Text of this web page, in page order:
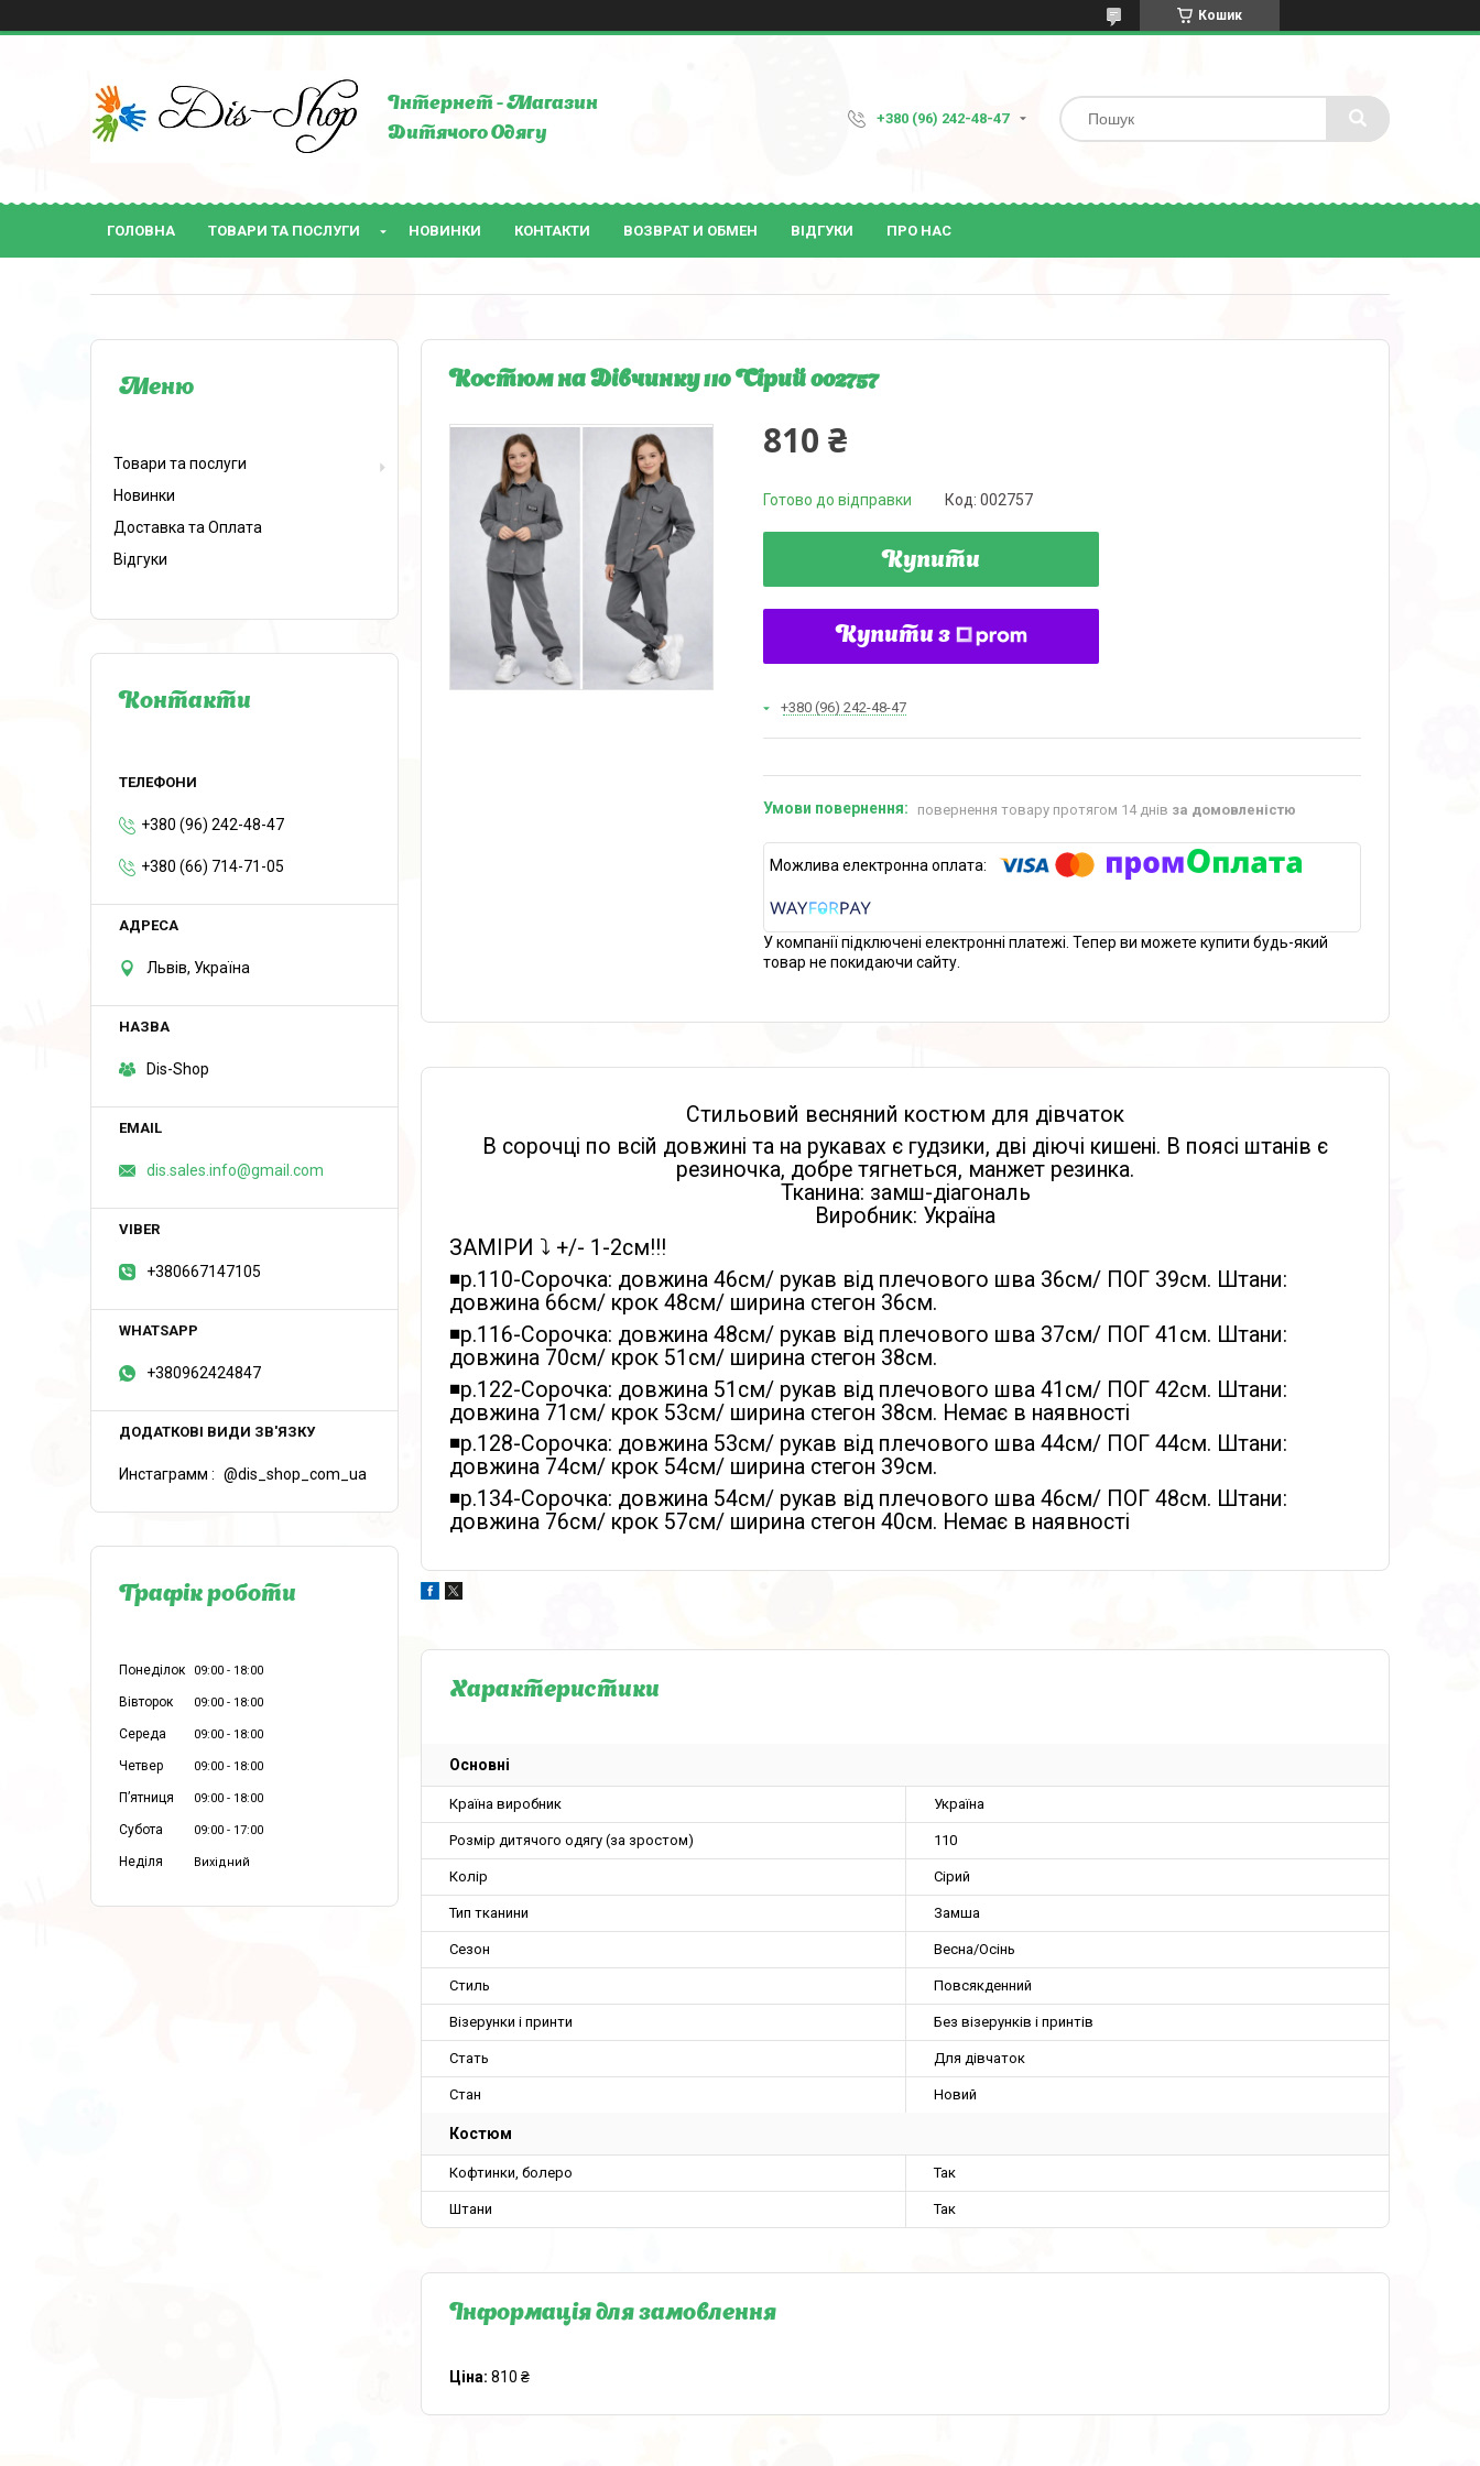
Кошик
Інтернет - Магазин
Дитячого Одягу
+380 (96) 242-48-47
ГОЛОВНА ТОВАРИ ТА ПОСЛУГИ НОВИНКИ КОНТАКТИ ВОЗВРАТ И ОБМЕН ВІДГУКИ ПРО НАС
Костюм на Дівчинку 110 Сірий 002757
810 ₴
Готово до відправки Код: 002757
Купити
Купити з
+380 (96) 242-48-47
повернення товару протягом 14 днів за домовленістю
У компанії підключені електронні платежі. Тепер ви можете купити будь-який
товар не покидаючи сайту.
Стильовий весняний костюм для дівчаток
В сорочці по всій довжині та на рукавах є гудзики, дві діючі кишені. В поясі штанів є
резиночка, добре тягнеться, манжет резинка.
Тканина: замш-діагональ
Виробник: Україна
ЗАМІРИ ⤵️ +/- 1-2см!!!
◾️р.110-Сорочка: довжина 46см/ рукав від плечового шва 36см/ ПОГ 39см. Штани:
довжина 66см/ крок 48см/ ширина стегон 36см.
◾️р.116-Сорочка: довжина 48см/ рукав від плечового шва 37см/ ПОГ 41см. Штани:
довжина 70см/ крок 51см/ ширина стегон 38см.
◾️р.122-Сорочка: довжина 51см/ рукав від плечового шва 41см/ ПОГ 42см. Штани:
довжина 71см/ крок 53см/ ширина стегон 38см. Немає в наявності
◾️р.128-Сорочка: довжина 53см/ рукав від плечового шва 44см/ ПОГ 44см. Штани:
довжина 74см/ крок 54см/ ширина стегон 39см.
◾️р.134-Сорочка: довжина 54см/ рукав від плечового шва 46см/ ПОГ 48см. Штани:
довжина 76см/ крок 57см/ ширина стегон 40см. Немає в наявності
Характеристики
Основні
Країна виробник Україна
Розмір дитячого одягу (за зростом) 110
Колір Сірий
Тип тканини Замша
Сезон Весна/Осінь
Стиль Повсякденний
Візерунки і принти Без візерунків і принтів
Стать Для дівчаток
Стан Новий
Костюм
Кофтинки, болеро Так
Штани Так
Інформація для замовлення
Ціна: 810 ₴
Товари та послуги
Новинки
Доставка та Оплата
Відгуки
Контакти
+380 (96) 242-48-47
+380 (66) 714-71-05
Львів, Україна
Dis-Shop
dis.sales.info@gmail.com
+380667147105
+380962424847
Инстаграмм @dis_shop_com_ua
Графік роботи
Понеділок 09:00 18:00
Вівторок 09:00 18:00
Середа 09:00 18:00
Четвер 09:00 18:00
Пʼятниця 09:00 18:00
Субота 09:00 17:00
Неділя Вихідний